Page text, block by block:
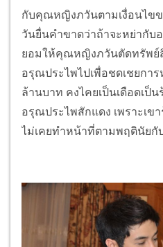
กับคุณหญิงภวันตามเงื่อนไข
วันยื่นคำขาดว่าถ้าจะหย่ากับ
ยอมให้คุณหญิงภวันตัดทรัพย์
อรุณประไพไปเพื่อชดเชยกา
ล้านบาท คงไคยเป็นเดือดเป็
อรุณประไพสักแดง เพราะเข
ไม่เคยทำหน้าที่ตามพฤตินัยกั